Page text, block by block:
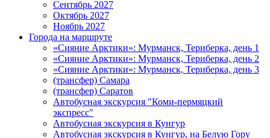
Сентябрь 2027
Октябрь 2027
Ноябрь 2027
Города на маршруте
«Сияние Арктики»: Мурманск, Териберка, день 1
«Сияние Арктики»: Мурманск, Териберка, день 2
«Сияние Арктики»: Мурманск, Териберка, день 3
(трансфер) Самара
(трансфер) Саратов
Автобусная экскурсия "Коми-пермяцкий
экспресс"
Автобусная экскурсия в Кунгур
Автобусная экскурсия в Кунгур, на Белую Гору